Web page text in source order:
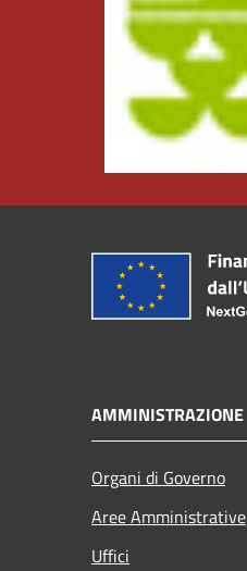
AMMINISTRAZIONE
Organi di Governo
Aree Amministrative
Uffici